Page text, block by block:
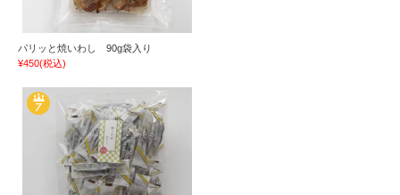
パリッと焼いわし 90g袋入り
¥450(税込)